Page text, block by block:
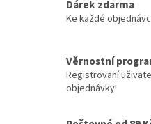
Dárek zdarma
Ke každé
Věrnostní
Registrovaní
objednávky!